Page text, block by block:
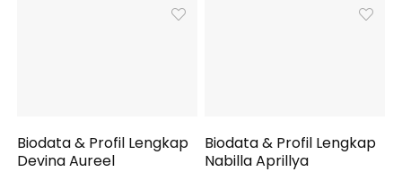
Biodata & Profil Lengkap
Devina Aureel
Biodata & Profil Lengkap
Nabilla Aprillya